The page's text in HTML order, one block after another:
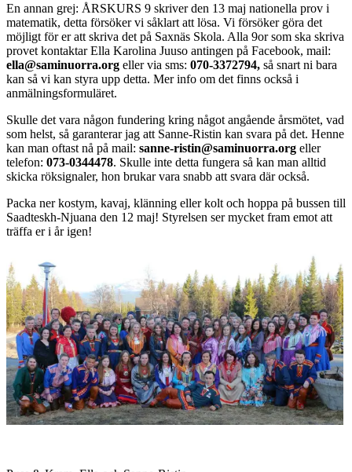
En annan grej: ÅRSKURS 9 skriver den 13 maj nationella prov i
matematik, detta försöker vi såklart att lösa. Vi försöker göra det
möjligt för er att skriva det på Saxnäs Skola. Alla 9or som ska skriva
provet kontaktar Ella Karolina Juuso antingen på Facebook, mail:
ella@saminuorra.org eller via sms: 070-3372794, så snart ni bara
kan så vi kan styra upp detta. Mer info om det finns också i
anmälningsformuläret.
Skulle det vara någon fundering kring något angående årsmötet, vad
som helst, så garanterar jag att Sanne-Ristin kan svara på det. Henne
kan man oftast nå på mail: sanne-ristin@saminuorra.org eller
telefon: 073-0344478. Skulle inte detta fungera så kan man alltid
skicka röksignaler, hon brukar vara snabb att svara där också.
Packa ner kostym, kavaj, klänning eller kolt och hoppa på bussen till
Saadteskh-Njuana den 12 maj! Styrelsen ser mycket fram emot att
träffa er i år igen!